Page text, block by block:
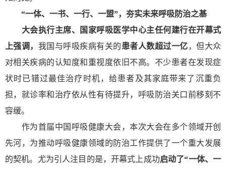
“一体、一书、一行、一盟”， 夯实未来呼吸防治之基
大会执行主席、国家呼吸医学中心主任何建行在开幕式
上强调， 我国与呼吸疾病有关的患者人数超过一亿，但大众
对相关疾病的认知度和重视度依旧不高。不少患者在发现症
状时已错过最佳治疗时机，给患者及其家庭带来了沉重负
担，就诊率和治疗依从性有待提升，呼吸防治关口前移刻不
容缓。
作为首届中国呼吸健康大会，本次大会在多个领域开创
先河，为推动呼吸健康领域的防治工作提供了一个重大发展
的契机。尤为引人注目的是，开幕式上成功启动了“一体、一